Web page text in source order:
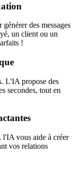
des messages
un client ou un
!
L'IA propose des
secondes, tout en
l'IA vous aide à créer
vos relations